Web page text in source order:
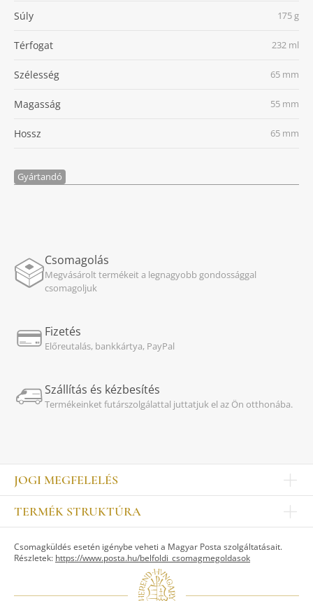
Súly 175 g
Térfogat 232 ml
Szélesség 65 mm
Magasság 55 mm
Hossz 65 mm
Gyártandó
Csomagolás
Megvásárolt termékeit a legnagyobb gondossággal
csomagoljuk
Fizetés
Előreutalás, bankkártya, PayPal
Szállítás és kézbesítés
Termékeinket futárszolgálattal juttatjuk el az Ön otthonába.
JOGI MEGFELELÉS
Impresszum
Kapcsolat
Jogi nyilatkozat
TERMÉK STRUKTÚRA
ASZTALKULTÚRA
Csomagküldés esetén igénybe veheti a Magyar Posta szolgáltatásait.
Részletek: https://www.posta.hu/belfoldi_csomagmegoldasok